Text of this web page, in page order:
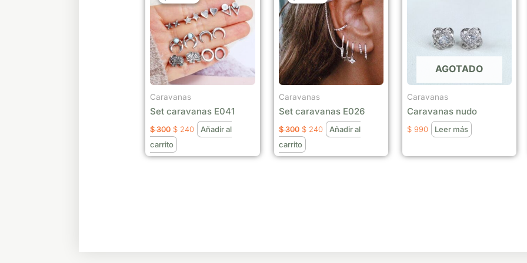
Caravanas
Set caravanas E041
$300
era:
$ 300.
$ 240
es:
$ 240.
Añadir al
carrito
Caravanas
Set caravanas E026
$300
era:
$ 300.
$240
es:
$ 240.
Añadir al
carrito
AGOTADO
Caravanas
Caravanas nudo
$990 Leer más